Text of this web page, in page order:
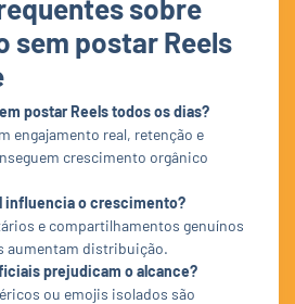
sobre
sem postar Reels
postar Reels todos os dias?
engajamento real, retenção e
crescimento orgânico
influencia o crescimento?
e compartilhamentos genuínos
aumentam distribuição.
prejudicam o alcance?
ou emojis isolados são